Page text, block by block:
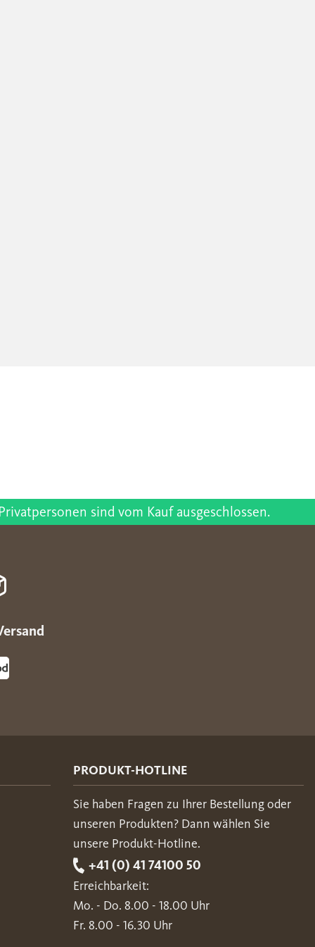
sind vom Kauf ausgeschlossen.
PRODUKT-HOTLINE
Sie haben Fragen zu Ihrer Bestellung oder
unseren Produkten? Dann wählen Sie
unsere Produkt-Hotline.
+41 (0) 41 74100 50
Erreichbarkeit:
Mo. - Do. 8.00 - 18.00 Uhr
Fr. 8.00 - 16.30 Uhr